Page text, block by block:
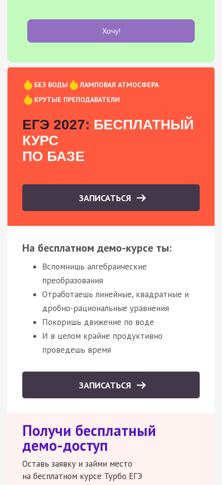
Хочу!
БЕЗ ВОДЫ
ЛАМПОВАЯ АТМОСФЕРА
КРУТЫЕ ПРЕПОДАВАТЕЛИ
ЕГЭ 2027: БЕСПЛАТНЫЙ
КУРС
ПО БАЗЕ
ЗАПИСАТЬСЯ
На бесплатном демо-курсе ты:
Вспомнишь алгебраические
преобразования
Отработаешь линейные, квадратные и
дробно-рациональные уравнения
Покоришь движение по воде
И в целом крайне продуктивно
проведешь время
ЗАПИСАТЬСЯ
Получи бесплатный
демо-доступ
Оставь заявку и займи место
на бесплатном курсе Турбо ЕГЭ